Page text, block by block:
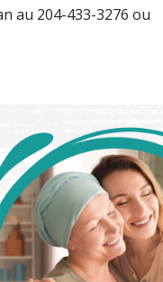
au 204-433-3276 ou